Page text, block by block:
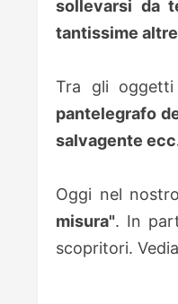
sollevarsi da
tantissime
Tra gli
pantelegrafo
salvagente
Oggi nel
misura". In
scopritori.